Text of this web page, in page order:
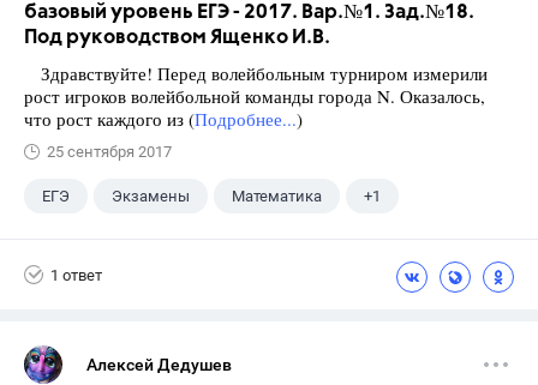
базовый уровень ЕГЭ - 2017. Вар.№1. Зад.№18.
Под руководством Ященко И.В.
Здравствуйте! Перед волейбольным турниром измерили
рост игроков волейбольной команды города N. Оказалось,
что рост каждого из (Подробнее...)
25 сентября 2017
ЕГЭ Экзамены Математика +1
1 ответ
Алексей Дедушев